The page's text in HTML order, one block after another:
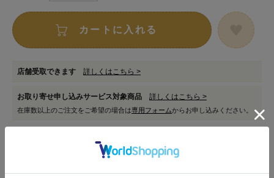
カートに入れる
店舗受取できます 詳しくはこちら >
お取り寄せ申し込みサービス対象商品 詳しくはこちら >
在庫数以上のご注文をご希望の場合は専用フォームからお申し込みください。